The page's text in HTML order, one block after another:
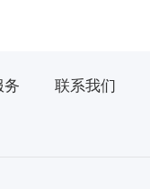
务 联系我们